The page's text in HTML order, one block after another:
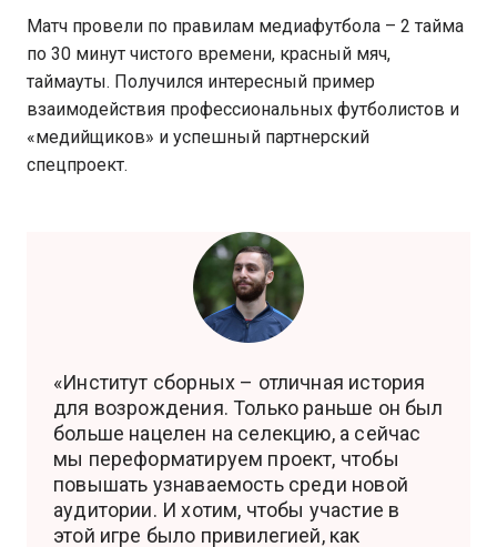
Матч провели по правилам медиафутбола – 2 тайма
по 30 минут чистого времени, красный мяч,
таймауты. Получился интересный пример
взаимодействия профессиональных футболистов и
«медийщиков» и успешный партнерский
спецпроект.
«Институт сборных – отличная история
для возрождения. Только раньше он был
больше нацелен на селекцию, а сейчас
мы переформатируем проект, чтобы
повышать узнаваемость среди новой
аудитории. И хотим, чтобы участие в
этой игре было привилегией, как